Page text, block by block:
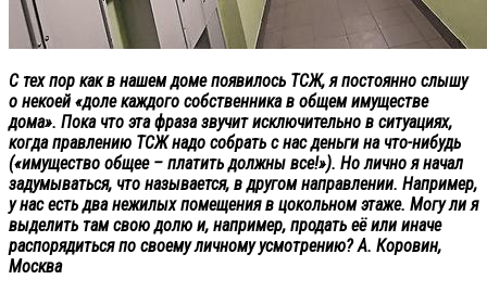
С тех пор как в нашем доме появилось ТСЖ, я постоянно слышу
о некоей «доле каждого собственника в общем имуществе
дома». Пока что эта фраза звучит исключительно в ситуациях,
когда правлению ТСЖ надо собрать с нас деньги на что-нибудь
(«имущество общее – платить должны все!»). Но лично я начал
задумываться, что называется, в другом направлении. Например,
у нас есть два нежилых помещения в цокольном этаже. Могу ли я
выделить там свою долю и, например, продать её или иначе
распорядиться по своему личному усмотрению? А. Коровин,
Москва